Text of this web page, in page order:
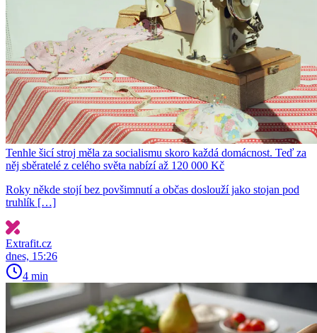
Tenhle šicí stroj měla za socialismu skoro každá domácnost. Teď za
něj sběratelé z celého světa nabízí až 120 000 Kč
Roky někde stojí bez povšimnutí a občas doslouží jako stojan pod
truhlík […]
Extrafit.cz
dnes, 15:26
4 min